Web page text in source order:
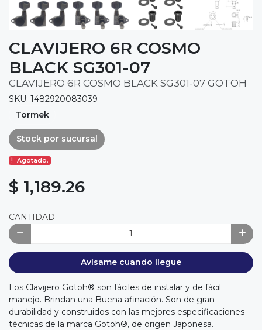
CLAVIJERO 6R COSMO
BLACK SG301-07
CLAVIJERO 6R COSMO BLACK SG301-07 GOTOH
SKU: 1482920083039
Tormek
Stock por sucursal
Agotado.
$ 1,189.26
CANTIDAD
Avísame cuando llegue
Los Clavijero Gotoh® son fáciles de instalar y de fácil
manejo. Brindan una Buena afinación. Son de gran
durabilidad y construidos con las mejores especificaciones
técnicas de la marca Gotoh®, de origen Japonesa.